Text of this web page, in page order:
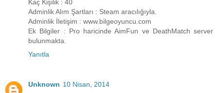
Kaç Kişilik : 40
Adminlik Alım Şartları : Steam aracılığıyla.
Adminlik İletişim : www.bilgeoyuncu.com
Ek Bilgiler : Pro haricinde AimFun ve DeathMatch server
bulunmakta.
Yanıtla
Unknown 10 Nisan, 2014